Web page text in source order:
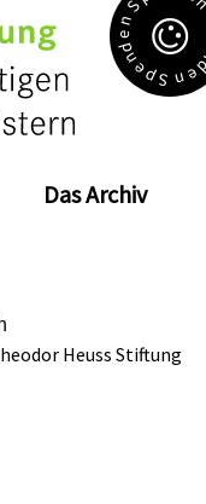
Das Archiv
S
p
e
n
d
e
n
S
e
n
Heuss Stiftung